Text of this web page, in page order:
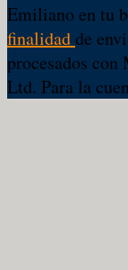
Emiliano en tu
finalidadde
procesados
Ltd. Para la